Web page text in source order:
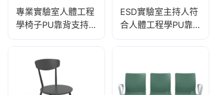
專業實驗室人體工程
學椅子PU靠背支持
360°Swivel穩定的5
實驗室
ESD實驗室主持人符
合人體工程學PU靠
背設計5星鋁基座，